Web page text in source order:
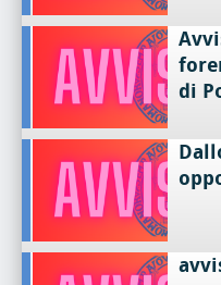
di